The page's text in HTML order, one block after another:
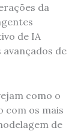
da
de IA
de
como o
com os mais
de